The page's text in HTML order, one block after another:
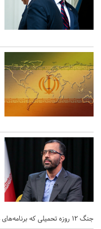
جنگ ۱۲ روزه تحمیلی که برنامه‌های دشمن را به هم زد، به نمایندگان ارائه شد.